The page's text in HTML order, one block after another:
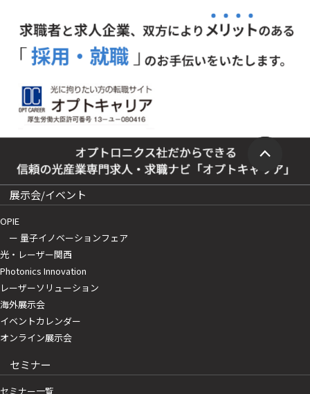
展示会/イベント
OPIE
ー 量子イノベーションフェア
光・レーザー関西
Photonics Innovation
レーザーソリューション
海外展示会
イベントカレンダー
オンライン展示会
セミナー
セミナー一覧